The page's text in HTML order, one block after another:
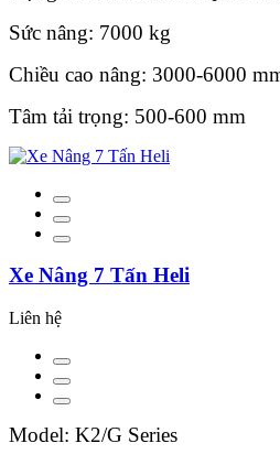
Sức nâng: 7000 kg
Chiều cao nâng: 3000-6000
Tâm tải trọng: 500-600 mm
Xe Nâng 7 Tấn Heli
Liên hệ
Model: K2/G Series